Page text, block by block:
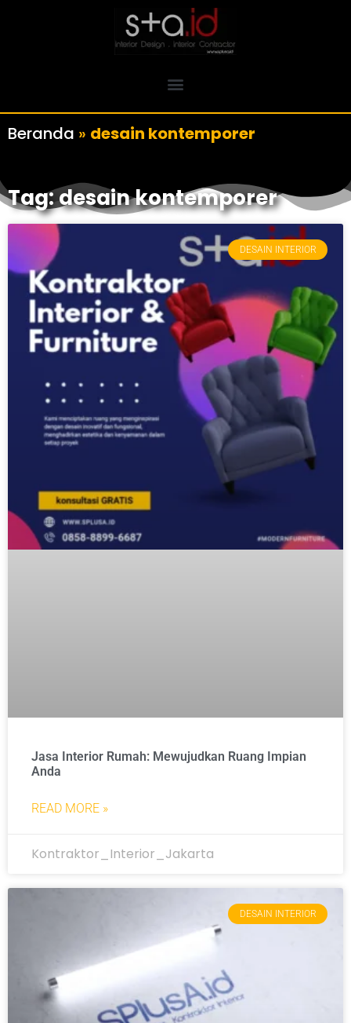
Beranda » desain kontemporer
Tag: desain kontemporer
DESAIN INTERIOR
Jasa Interior Rumah: Mewujudkan Ruang Impian
Anda
READ MORE »
Kontraktor_Interior_Jakarta
DESAIN INTERIOR